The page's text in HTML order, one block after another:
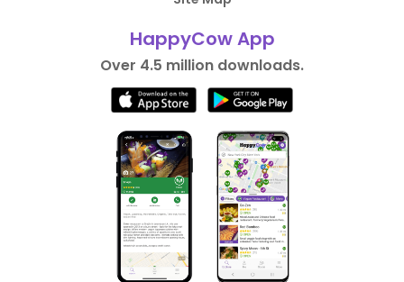
HappyCow App
Over 4.5 million downloads.